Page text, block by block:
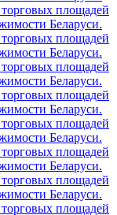
площадей
Беларуси.
площадей
Беларуси.
площадей
Беларуси.
площадей
Беларуси.
площадей
Беларуси.
площадей
Беларуси.
площадей
Беларуси.
площадей